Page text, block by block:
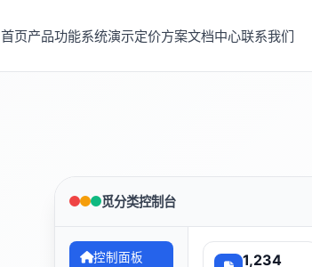
首页产品功能系统演示定价方案文档中心联系我们
觅分类控制台
控制面板 1,234